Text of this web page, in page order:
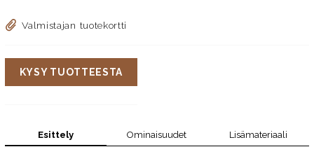
Valmistajan tuotekortti
KYSY TUOTTEESTA
Esittely Ominaisuudet Lisämateriaali